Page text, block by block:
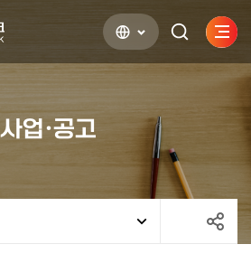
검색하기사이
열기
사업·공고